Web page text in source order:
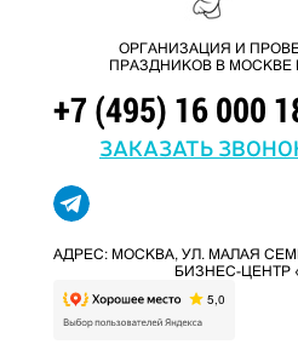
ОРГАНИЗАЦИЯ И
ПРАЗДНИКОВ В
+7 (495) 16 000
ЗАКАЗАТЬ
АДРЕС: МОСКВА, УЛ. МАЛАЯ
БИЗНЕС-ЦЕНТР